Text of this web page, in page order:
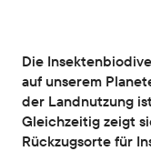
Die
auf unserem
der Landnutzung
Gleichzeitig zeigt
Rückzugsorte für